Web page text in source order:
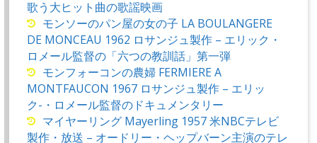
歌う大ヒット曲の歌謡映画
モンソーのパン屋の女の子 LA BOULANGERE
DE MONCEAU 1962 ロサンジュ製作 – エリック・
ロメール監督の「六つの教訓話」第一弾
モンフォーコンの農婦 FERMIERE A
MONTFAUCON 1967 ロサンジュ製作 – エリッ
ク-・ロメール監督のドキュメンタリー
マイヤーリング Mayerling 1957 米NBCテレビ
製作・放送 – オードリー・ヘップバーン主演のテレ